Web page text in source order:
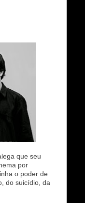
que seu
por
o poder de
do suicídio, da